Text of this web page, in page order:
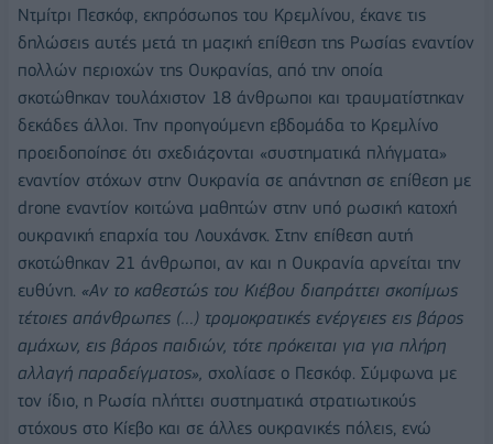
Ντμίτρι Πεσκόφ, εκπρόσωπος του Κρεμλίνου, έκανε τις
δηλώσεις αυτές μετά τη μαζική επίθεση της Ρωσίας εναντίον
πολλών περιοχών της Ουκρανίας, από την οποία
σκοτώθηκαν τουλάχιστον 18 άνθρωποι και τραυματίστηκαν
δεκάδες άλλοι. Την προηγούμενη εβδομάδα το Κρεμλίνο
προειδοποίησε ότι σχεδιάζονται «συστηματικά πλήγματα»
εναντίον στόχων στην Ουκρανία σε απάντηση σε επίθεση με
drone εναντίον κοιτώνα μαθητών στην υπό ρωσική κατοχή
ουκρανική επαρχία του Λουχάνσκ. Στην επίθεση αυτή
σκοτώθηκαν 21 άνθρωποι, αν και η Ουκρανία αρνείται την
ευθύνη. «Αν το καθεστώς του Κιέβου διαπράττει σκοπίμως
τέτοιες απάνθρωπες (…) τρομοκρατικές ενέργειες εις βάρος
αμάχων, εις βάρος παιδιών, τότε πρόκειται για για πλήρη
αλλαγή παραδείγματος», σχολίασε ο Πεσκόφ. Σύμφωνα με
τον ίδιο, η Ρωσία πλήττει συστηματικά στρατιωτικούς
στόχους στο Κίεβο και σε άλλες ουκρανικές πόλεις, ενώ